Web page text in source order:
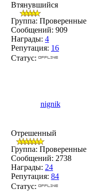
Втянувшийся
Группа: Проверенные
Сообщений: 909
Награды: 4
Репутация: 16
Статус:
nignik
Отрешенный
Группа: Проверенные
Сообщений: 2738
Награды: 24
Репутация: 84
Статус: